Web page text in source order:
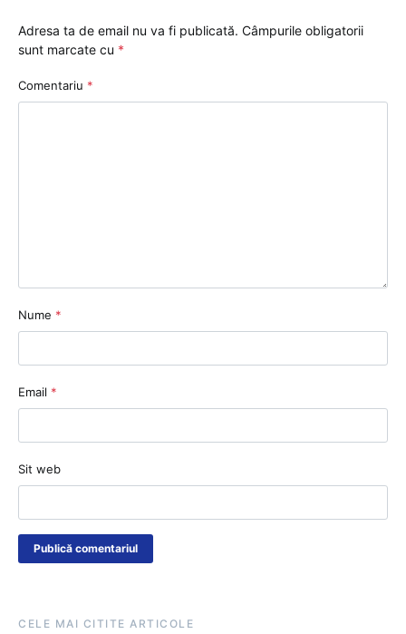
Adresa ta de email nu va fi publicată. Câmpurile obligatorii
sunt marcate cu *
Comentariu *
Nume *
Email *
Sit web
CELE MAI CITITE ARTICOLE